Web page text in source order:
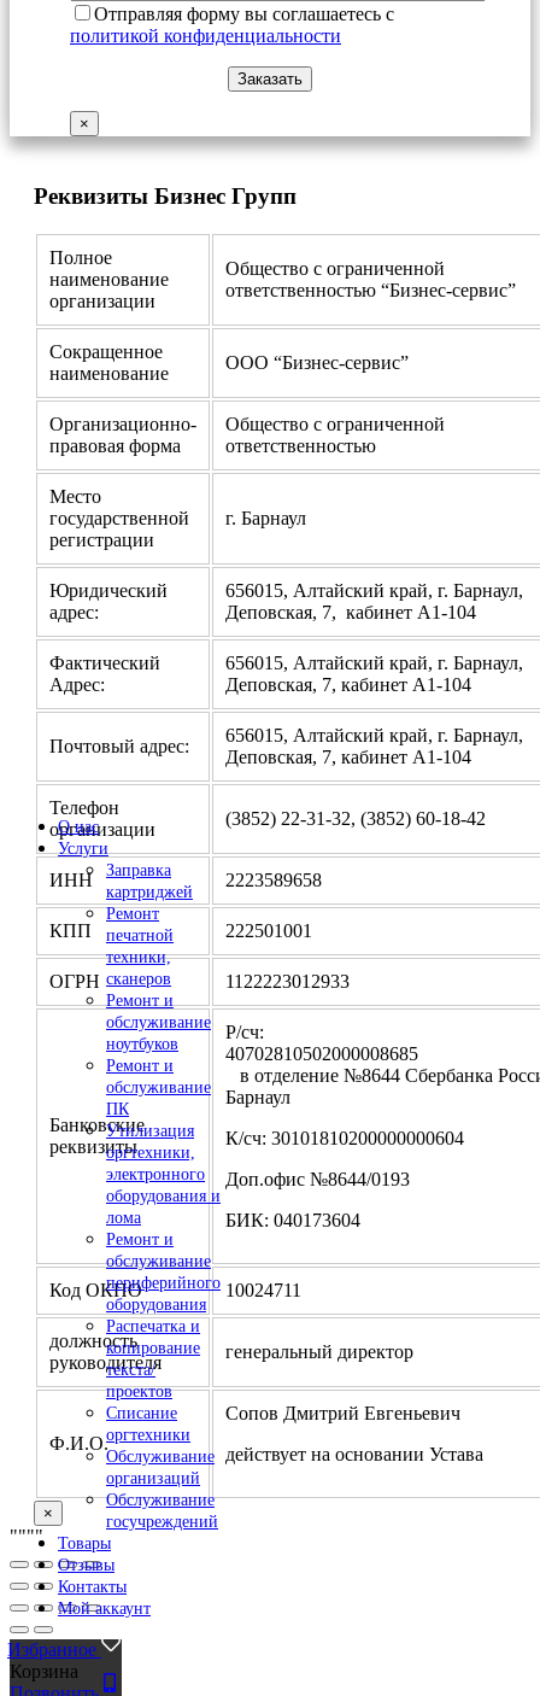
О нас
Услуги
Заправка
картриджей
Ремонт
печатной
техники,
сканеров
Ремонт и
обслуживание
ноутбуков
Ремонт и
обслуживание
ПК
Утилизация
оргтехники,
электронного
оборудования и
лома
Ремонт и
обслуживание
периферийного
оборудования
Распечатка и
копирование
текста/
проектов
Списание
оргтехники
Обслуживание
организаций
Обслуживание
госучреждений
Товары
Отзывы
Контакты
Мой аккаунт
Отправляя форму вы соглашаетесь с
политикой конфиденциальности
×
Реквизиты Бизнес Групп
Полное
наименование
организации
Общество с ограниченной
ответственностью “Бизнес-сервис”
Сокращенное
наименование
ООО “Бизнес-сервис”
Организационно-
правовая форма
Общество с ограниченной
ответственностью
Место
государственной
регистрации
г. Барнаул
Юридический
адрес:
656015, Алтайский край, г. Барнаул,
Деповская, 7, кабинет А1-104
Фактический
Адрес:
656015, Алтайский край, г. Барнаул,
Деповская, 7, кабинет А1-104
Почтовый адрес:
656015, Алтайский край, г. Барнаул,
Деповская, 7, кабинет А1-104
Телефон
организации
(3852) 22-31-32, (3852) 60-18-42
ИНН 2223589658
КПП 222501001
ОГРН 1122223012933
Банковские
реквизиты
Р/сч:
в отделение №8644 Сбербанка
Барнаул
К/сч: 30101810200000000604
Доп.офис №8644/0193
БИК: 040173604
Код ОКПО 10024711
должность
руководителя
генеральный директор
Ф.И.О.
Сопов Дмитрий Евгеньевич
действует на основании Устава
×
""""